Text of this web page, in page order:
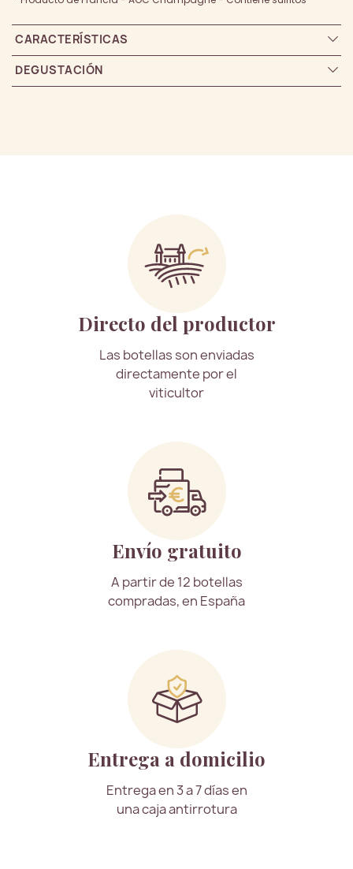
CARACTERÍSTICAS
DEGUSTACIÓN
Directo del productor
Las botellas son enviadas
directamente por el
viticultor
Envío gratuito
A partir de 12 botellas
compradas, en España
Entrega a domicilio
Entrega en 3 a 7 días en
una caja antirrotura